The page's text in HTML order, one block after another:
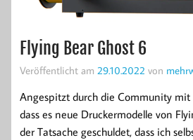
Flying Bear Ghost 6
Veröffentlicht am 29.10.2022 von
Angespitzt durch die Community mit
dass es neue Druckermodelle von
der Tatsache geschuldet, dass ich